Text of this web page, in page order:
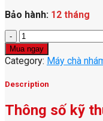
Bảo hành: 12 tháng
Máy
chà
nhám
rung
240W
KSB03-
100
-
Mua ngay
Category: Máy chà
Description
Thông số kỹ